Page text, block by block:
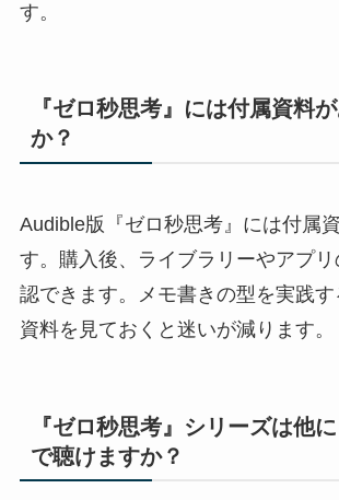
す。
『ゼロ秒思考』には付属資料
か？
Audible版『ゼロ秒思考』には付属
す。購入後、ライブラリーやアプ
認できます。メモ書きの型を実践
資料を見ておくと迷いが減ります。
『ゼロ秒思考』シリーズは他
で聴けますか？